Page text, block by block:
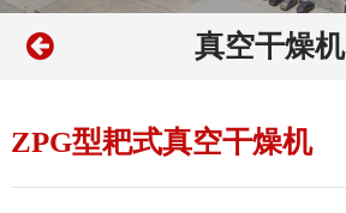
真空干燥机
ZPG型耙式真空干燥机